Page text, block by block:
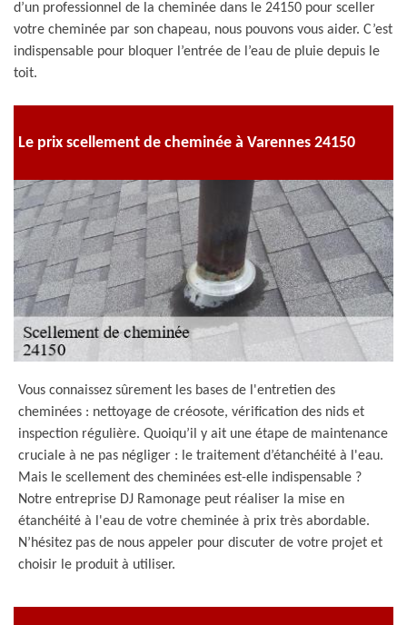
d’un professionnel de la cheminée dans le 24150 pour sceller
votre cheminée par son chapeau, nous pouvons vous aider. C’est
indispensable pour bloquer l’entrée de l’eau de pluie depuis le
toit.
Le prix scellement de cheminée à Varennes 24150
Vous connaissez sûrement les bases de l'entretien des
cheminées : nettoyage de créosote, vérification des nids et
inspection régulière. Quoiqu’il y ait une étape de maintenance
cruciale à ne pas négliger : le traitement d’étanchéité à l'eau.
Mais le scellement des cheminées est-elle indispensable ?
Notre entreprise DJ Ramonage peut réaliser la mise en
étanchéité à l'eau de votre cheminée à prix très abordable.
N’hésitez pas de nous appeler pour discuter de votre projet et
choisir le produit à utiliser.